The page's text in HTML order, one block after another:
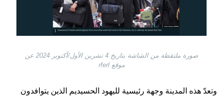
صورة ملتقطة من الشاشة بتاريخ 4 تشرين الأول/أكتوبر 2024 عن
موقع rferl
وتعدّ هذه المدينة وجهة رئيسية لليهود الحسيديم الذين يتوافدون